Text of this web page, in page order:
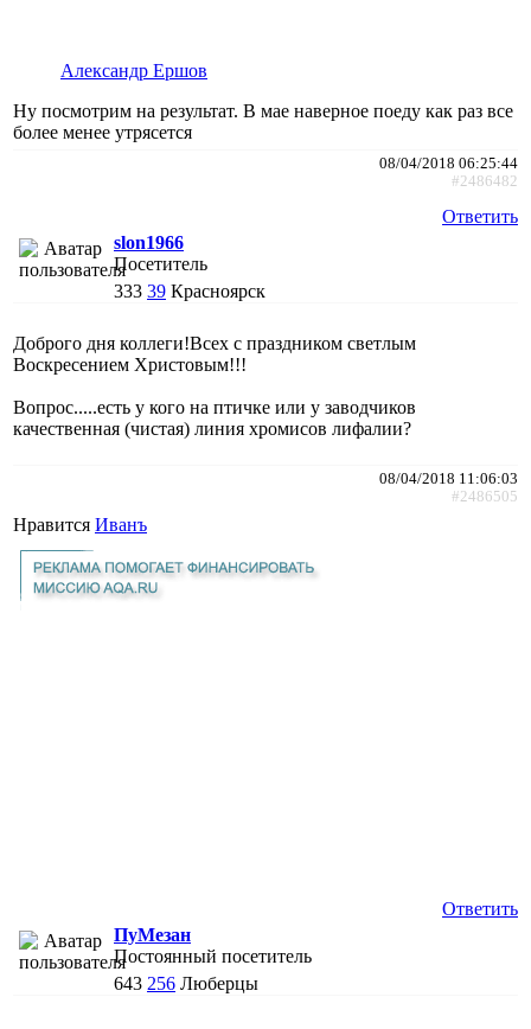
Александр Ершов
Ну посмотрим на результат. В мае наверное поеду как раз все
более менее утрясется
08/04/2018 06:25:44
#2486482
Ответить
slon1966
Посетитель
333 39 Красноярск
Доброго дня коллеги!Всех с праздником светлым
Воскресением Христовым!!!
Вопрос.....есть у кого на птичке или у заводчиков
качественная (чистая) линия хромисов лифалии?
08/04/2018 11:06:03
#2486505
Нравится Иванъ
Ответить
ПуМезан
Постоянный посетитель
643 256 Люберцы